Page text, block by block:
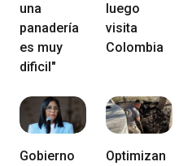
una
panadería
es muy
dificil"
luego
visita
Colombia
Gobierno
Optimizan